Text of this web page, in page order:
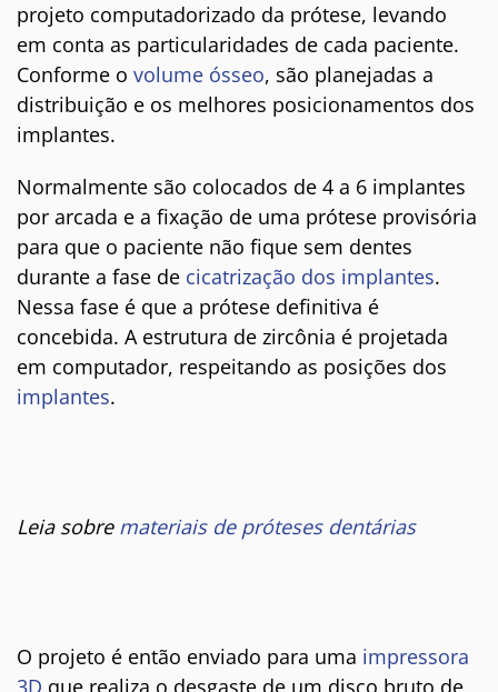
projeto computadorizado da prótese, levando
em conta as particularidades de cada paciente.
Conforme o volume ósseo, são planejadas a
distribuição e os melhores posicionamentos dos
implantes.
Normalmente são colocados de 4 a 6 implantes
por arcada e a fixação de uma prótese provisória
para que o paciente não fique sem dentes
durante a fase de cicatrização dos implantes.
Nessa fase é que a prótese definitiva é
concebida. A estrutura de zircônia é projetada
em computador, respeitando as posições dos
implantes.
Leia sobre materiais de próteses dentárias
O projeto é então enviado para uma impressora
3D que realiza o desgaste de um disco bruto de